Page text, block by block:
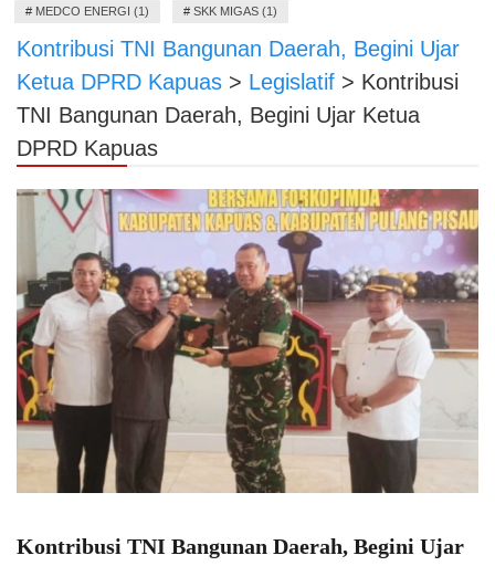
# MEDCO ENERGI (1) # SKK MIGAS (1)
Kontribusi TNI Bangunan Daerah, Begini Ujar
Ketua DPRD Kapuas > Legislatif > Kontribusi
TNI Bangunan Daerah, Begini Ujar Ketua
DPRD Kapuas
Kontribusi TNI Bangunan Daerah, Begini Ujar